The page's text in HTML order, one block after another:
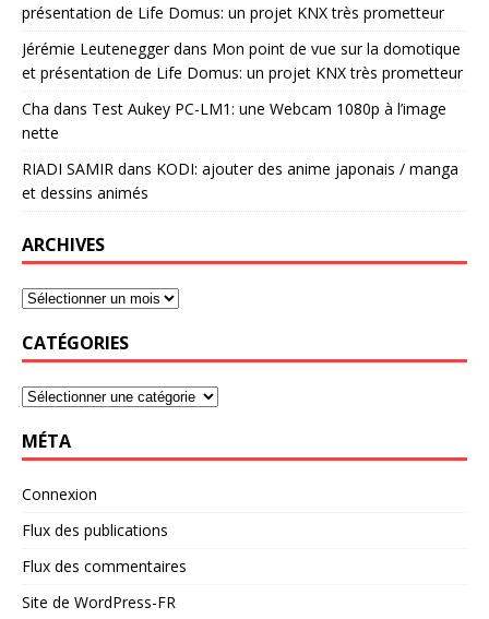
présentation de Life Domus: un projet KNX très prometteur
Jérémie Leuteneggerdans Mon point de vue sur la domotique
et présentation de Life Domus: un projet KNX très prometteur
Cha dans Test Aukey PC-LM1: une Webcam 1080p à l’image
nette
RIADI SAMIR dans KODI: ajouter des anime japonais / manga
et dessins animés
ARCHIVES
CATÉGORIES
MÉTA
Connexion
Flux des publications
Flux des commentaires
Site de WordPress-FR